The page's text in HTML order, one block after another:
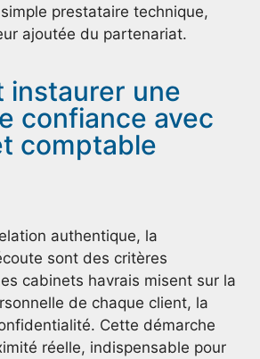
prestataire technique,
ajoutée du partenariat.
instaurer une
confiance avec
comptable
authentique, la
sont des critères
cabinets havrais misent sur la
de chaque client, la
Cette démarche
réelle, indispensable pour